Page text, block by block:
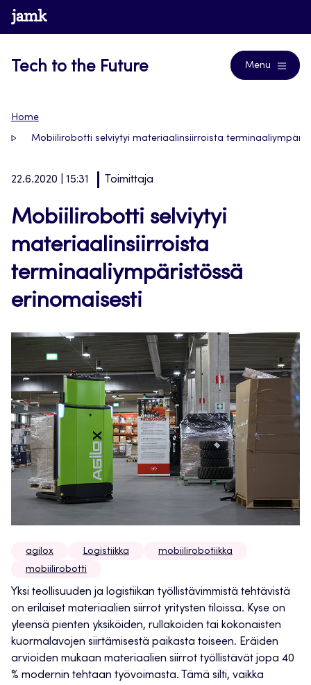
Siirry
suoraan
www.jamk.fi
Tech to the Future Menu
Home
Mobiilirobotti selviytyi materiaalinsiirroista
22.6.2020 | 15:31 Toimittaja
Mobiilirobotti selviytyi
materiaalinsiirroista
terminaaliympäristössä
erinomaisesti
agilox Logistiikka
mobiilirobotiikka
mobiilirobotti
Yksi teollisuuden ja logistiikan työllistävimmistä tehtävistä
on erilaiset materiaalien siirrot yritysten tiloissa. Kyse on
yleensä pienten yksiköiden, rullakoiden tai kokonaisten
kuormalavojen siirtämisestä paikasta toiseen. Eräiden
arvioiden mukaan materiaalien siirrot työllistävät jopa 40
% modernin tehtaan työvoimasta. Tämä silti, vaikka